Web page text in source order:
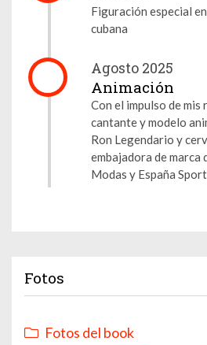
Figuración especial
cubana
Agosto 2025
Animación
Con el impulso de mis
cantante y modelo
Ron Legendario y
embajadora de marca
Modas y España
Fotos
Fotos del book